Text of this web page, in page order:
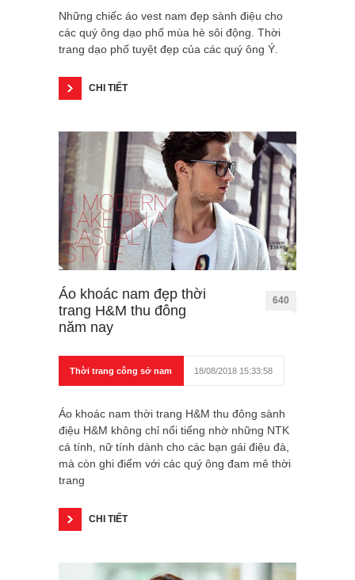
Những chiếc áo vest nam đẹp sành điệu cho
các quý ông dạo phố mùa hè sôi động. Thời
trang dạo phố tuyệt đẹp của các quý ông Ý.
CHI TIẾT
Áo khoác nam đẹp thời
trang H&M thu đông
năm nay
640
Thời trang công sở nam 18/08/2018 15:33:58
Áo khoác nam thời trang H&M thu đông sành
điệu H&M không chỉ nổi tiếng nhờ những NTK
cá tính, nữ tính dành cho các bạn gái điệu đà,
mà còn ghi điểm với các quý ông đam mê thời
trang
CHI TIẾT